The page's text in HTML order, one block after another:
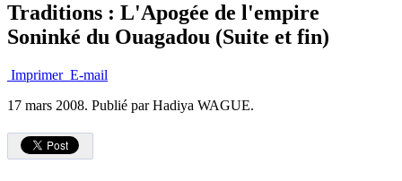
Traditions : L'Apogée de l'empire
Soninké du Ouagadou (Suite et fin)
Imprimer E-mail
17 mars 2008. Publié par Hadiya WAGUE.